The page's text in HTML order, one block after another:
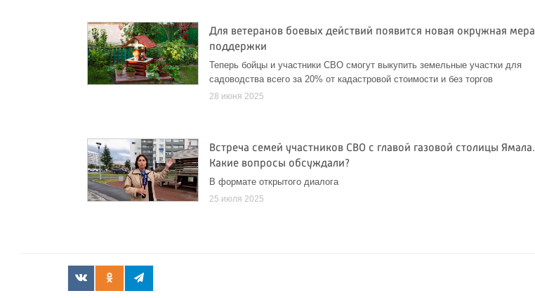
Для ветеранов боевых действий появится новая окружная мера
поддержки
Теперь бойцы и участники СВО смогут выкупить земельные участки для
садоводства всего за 20% от кадастровой стоимости и без торгов
28 июня 2025
Встреча семей участников СВО с главой газовой столицы Ямала.
Какие вопросы обсуждали?
В формате открытого диалога
25 июля 2025